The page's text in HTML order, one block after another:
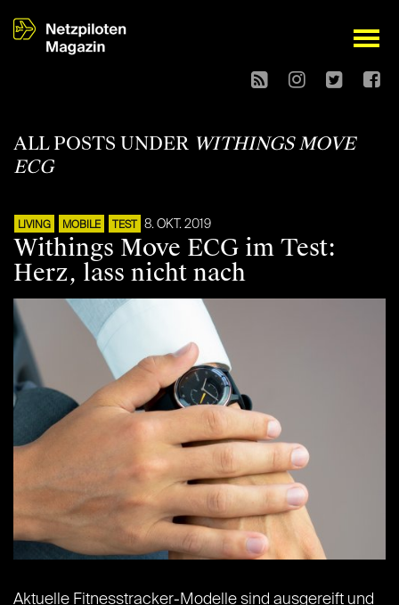
open
ALL POSTS UNDER WITHINGS MOVE
ECG
LIVING MOBILE TEST 8. OKT. 2019
Withings Move ECG im Test:
Herz, lass nicht nach
Aktuelle Fitnesstracker-Modelle sind ausgereift und